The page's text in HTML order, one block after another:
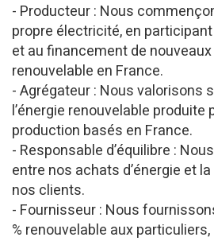
- Producteur : Nous
propre électricité, en
et au financement de
renouvelable en France.
- Agrégateur : Nous valorisons
l’énergie renouvelable produite
production basés en France.
- Responsable d’équilibre :
entre nos achats d’énergie et
nos clients.
- Fournisseur : Nous
% renouvelable aux